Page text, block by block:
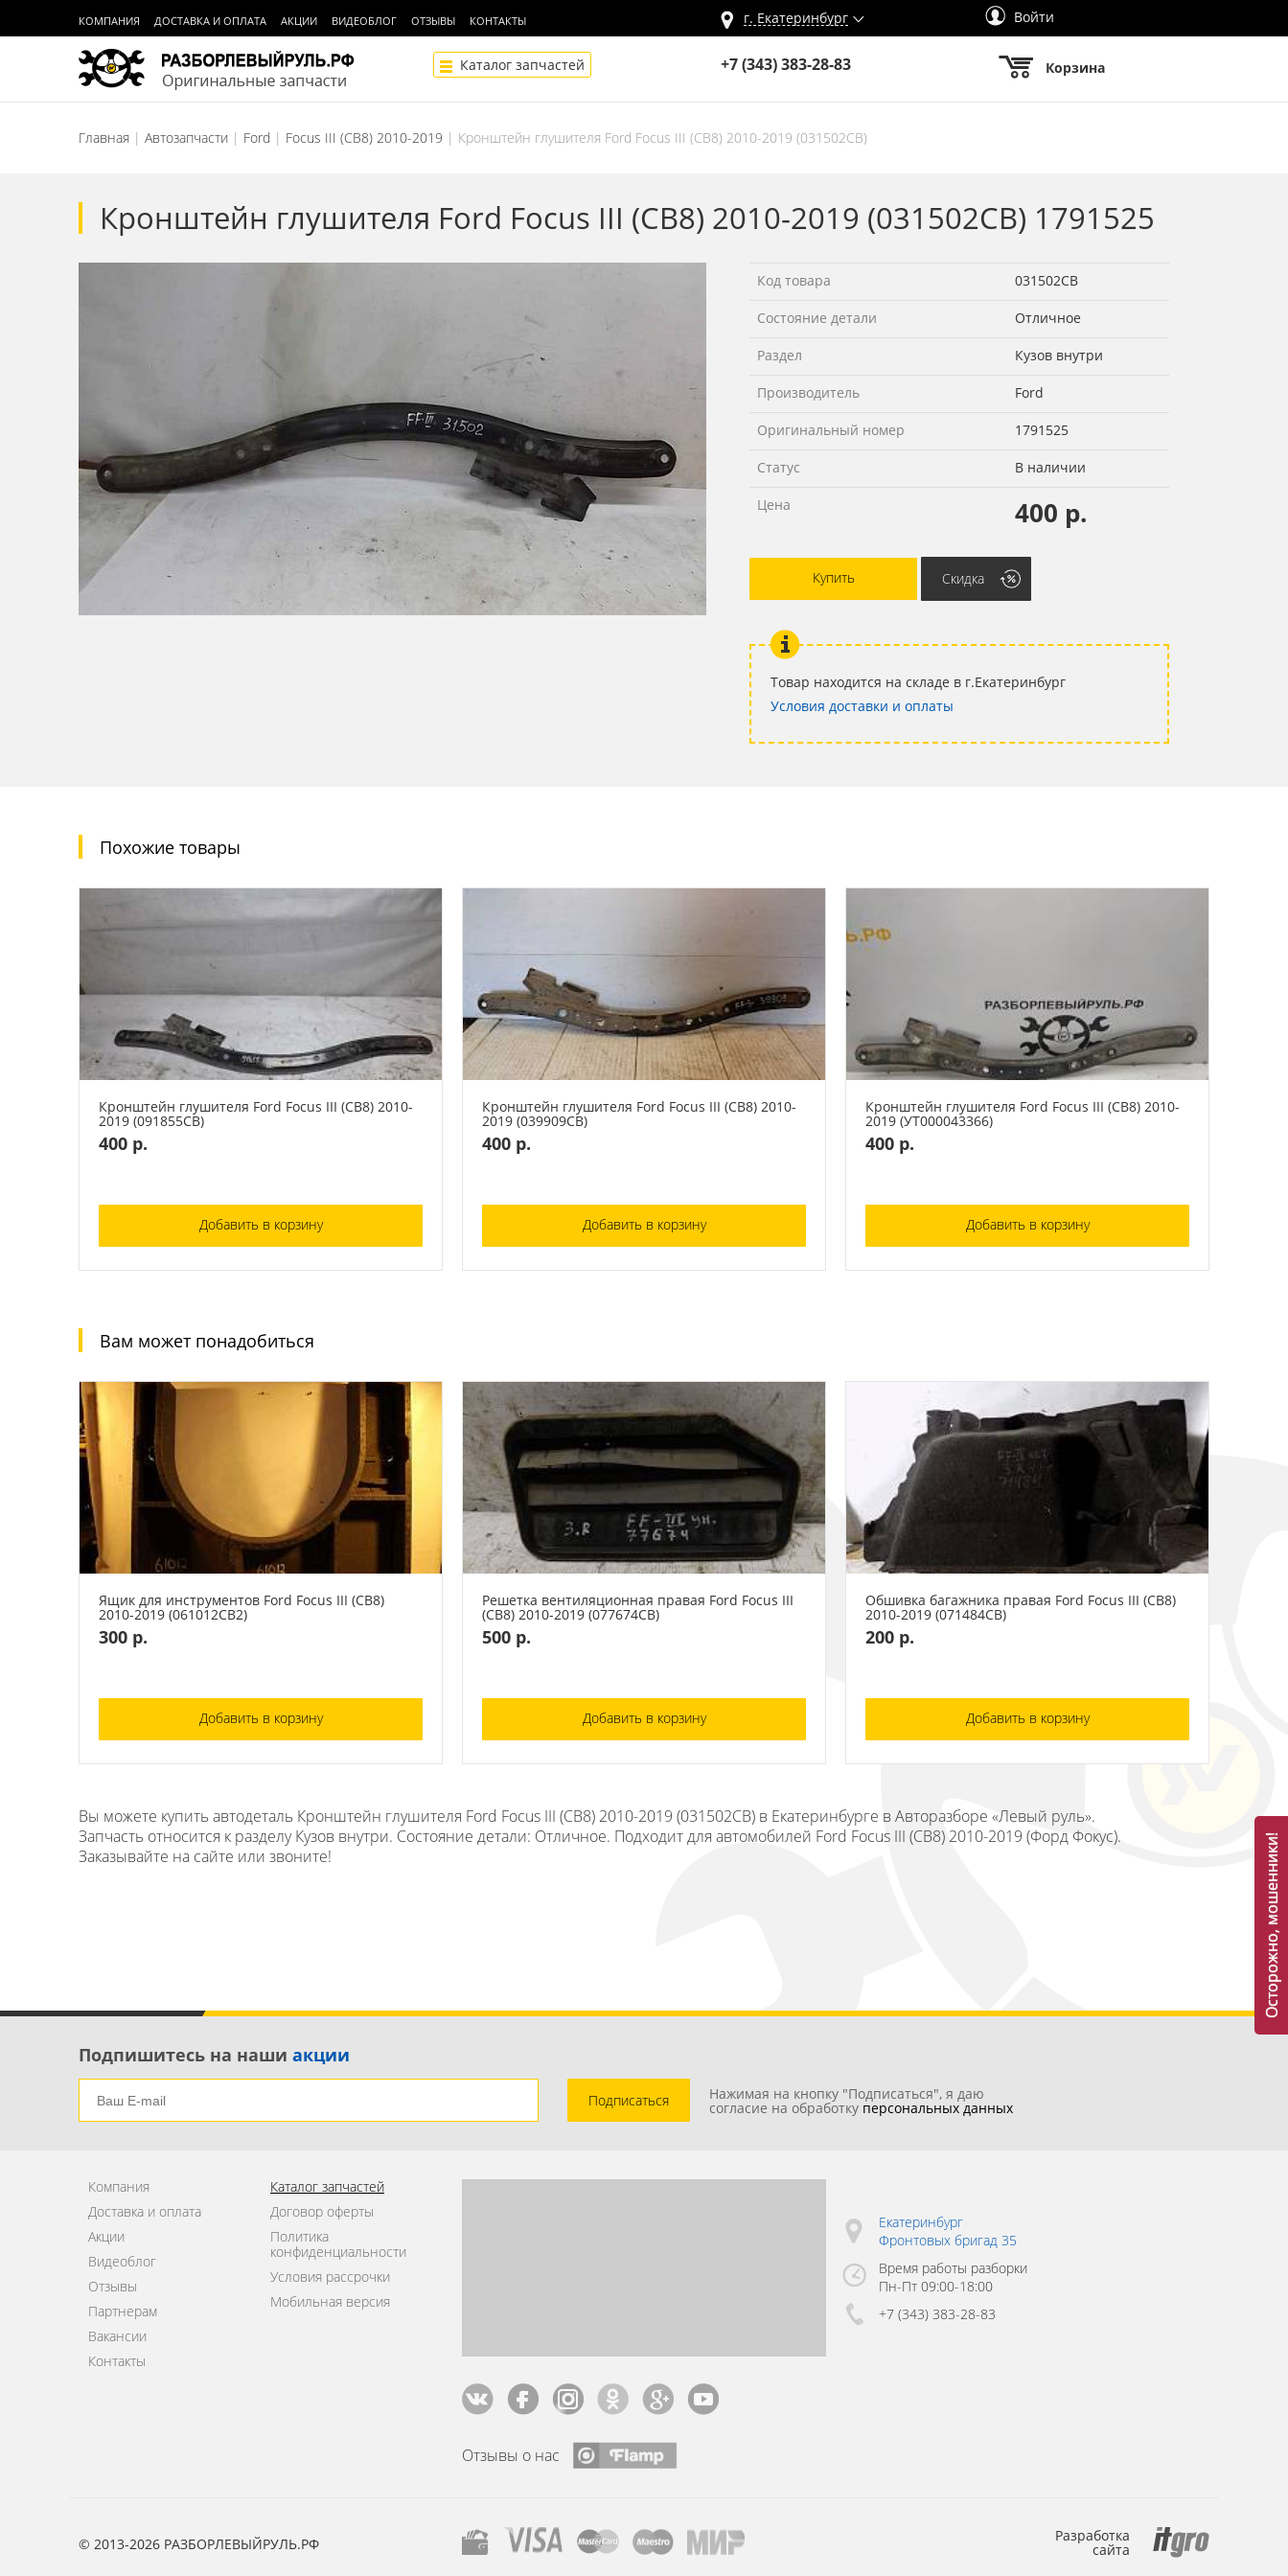
КОМПАНИЯ ДОСТАВКА И ОПЛАТА АКЦИИ ВИДЕОБЛОГ ОТЗЫВЫ КОНТАКТЫ г. Екатеринбург Войти
Каталог запчастей +7 (343) 383-28-83 Корзина
Главная Автозапчасти Ford Focus III (CB8) 2010-2019 Кронштейн глушителя Ford Focus III (CB8) 2010-2019 (031502СВ)
Кронштейн глушителя Ford Focus III (CB8) 2010-2019 (031502СВ) 1791525
Код товара 031502СВ
Состояние детали Отличное
Раздел Кузов внутри
Производитель Ford
Оригинальный номер 1791525
Статус В наличии
Цена 400 р.
Купить Скидка
Товар находится на складе в г.Екатеринбург
Условия доставки и оплаты
Похожие товары
Кронштейн глушителя Ford Focus III (CB8) 2010-
2019 (091855СВ)
400 р.
Добавить в корзину
Кронштейн глушителя Ford Focus III (CB8) 2010-
2019 (039909СВ)
400 р.
Добавить в корзину
Кронштейн глушителя Ford Focus III (CB8) 2010-
2019 (УТ000043366)
400 р.
Добавить в корзину
Вам может понадобиться
Ящик для инструментов Ford Focus III (CB8)
2010-2019 (061012СВ2)
300 р.
Добавить в корзину
Решетка вентиляционная правая Ford Focus III
(CB8) 2010-2019 (077674СВ)
500 р.
Добавить в корзину
Обшивка багажника правая Ford Focus III (CB8)
2010-2019 (071484СВ)
200 р.
Добавить в корзину
Вы можете купить автодеталь Кронштейн глушителя Ford Focus III (CB8) 2010-2019 (031502СВ) в Екатеринбурге в Авторазборе «Левый руль».
Запчасть относится к разделу Кузов внутри. Состояние детали: Отличное. Подходит для автомобилей Ford Focus III (CB8) 2010-2019 (Форд Фокус).
Заказывайте на сайте или звоните!
Подпишитесь на наши акции
Подписаться Нажимая на кнопку "Подписаться", я даю
согласие на обработку персональных данных
Компания
Доставка и оплата
Акции
Видеоблог
Отзывы
Партнерам
Вакансии
Контакты
Каталог запчастей
Договор оферты
Политика
конфиденциальности
Условия рассрочки
Мобильная версия
Отзывы о нас
Екатеринбург
Фронтовых бригад 35
Время работы разборки
Пн-Пт 09:00-18:00
+7 (343) 383-28-83
© 2013-2026 РАЗБОРЛЕВЫЙРУЛЬ.РФ Разработка
сайта
Осторожно, мошенники!